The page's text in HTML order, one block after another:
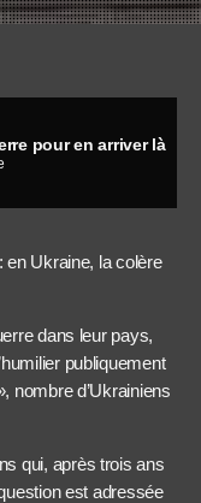
pour en arriver là
en Ukraine, la colère
dans leur pays,
publiquement
nombre d’Ukrainiens
qui, après trois ans
est adressée